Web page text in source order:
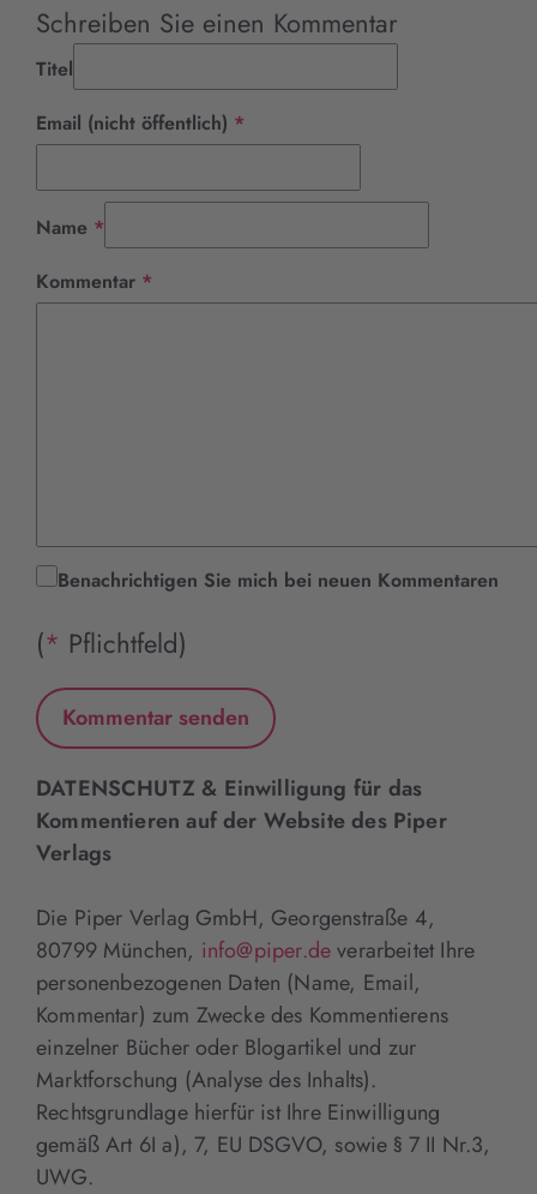
Schreiben Sie einen Kommentar
Titel
Email (nicht öffentlich) *
Name *
Kommentar *
Benachrichtigen Sie mich bei neuen Kommentaren
(* Pflichtfeld)
DATENSCHUTZ & Einwilligung für das
Kommentieren auf der Website des Piper
Verlags
Die Piper Verlag GmbH, Georgenstraße 4,
80799 München, info@piper.deverarbeitet Ihre
personenbezogenen Daten (Name, Email,
Kommentar) zum Zwecke des Kommentierens
einzelner Bücher oder Blogartikel und zur
Marktforschung (Analyse des Inhalts).
Rechtsgrundlage hierfür ist Ihre Einwilligung
gemäß Art 6I a), 7, EU DSGVO, sowie § 7 II Nr.3,
UWG.